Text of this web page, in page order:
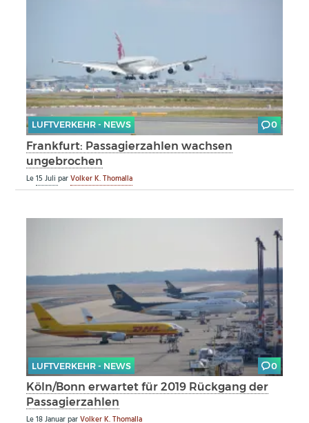
LUFTVERKEHR - NEWS 0
Frankfurt: Passagierzahlen wachsen
ungebrochen
Le15 JuliparVolker K. Thomalla
LUFTVERKEHR - NEWS 0
Köln/Bonn erwartet für 2019 Rückgang der
Passagierzahlen
Le18 JanuarparVolker K. Thomalla